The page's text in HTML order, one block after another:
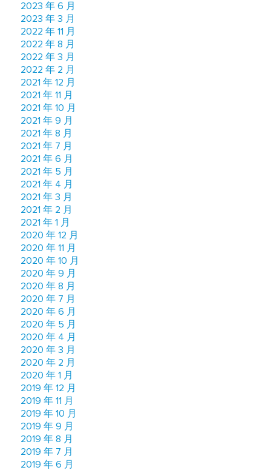
2023 年 6 月
2023 年 3 月
2022 年 11 月
2022 年 8 月
2022 年 3 月
2022 年 2 月
2021 年 12 月
2021 年 11 月
2021 年 10 月
2021 年 9 月
2021 年 8 月
2021 年 7 月
2021 年 6 月
2021 年 5 月
2021 年 4 月
2021 年 3 月
2021 年 2 月
2021 年 1 月
2020 年 12 月
2020 年 11 月
2020 年 10 月
2020 年 9 月
2020 年 8 月
2020 年 7 月
2020 年 6 月
2020 年 5 月
2020 年 4 月
2020 年 3 月
2020 年 2 月
2020 年 1 月
2019 年 12 月
2019 年 11 月
2019 年 10 月
2019 年 9 月
2019 年 8 月
2019 年 7 月
2019 年 6 月